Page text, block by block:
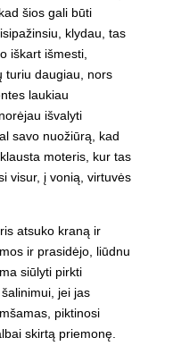
šios gali būti
klydau, tas
iškart išmesti,
turiu daugiau, nors
laukiau
išvalyti
savo nuožiūrą, kad
moteris, kur tas
visur, į vonią, virtuvės
atsuko kraną ir
ir prasidėjo, liūdnu
siūlyti pirkti
jei jas
piktinosi
skirtą priemonę.